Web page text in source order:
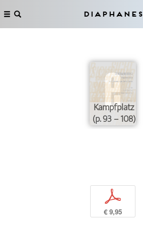
Diaphanes
Kampfplatz
(p. 93 – 108)
p
€ 9,95